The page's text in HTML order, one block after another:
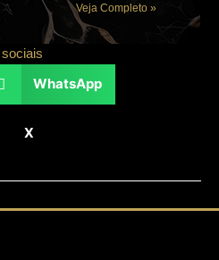
Veja Completo »
WhatsApp
X